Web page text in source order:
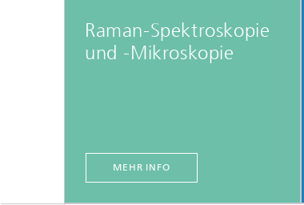
Raman-Spektroskopie
und -Mikroskopie
MEHR INFO